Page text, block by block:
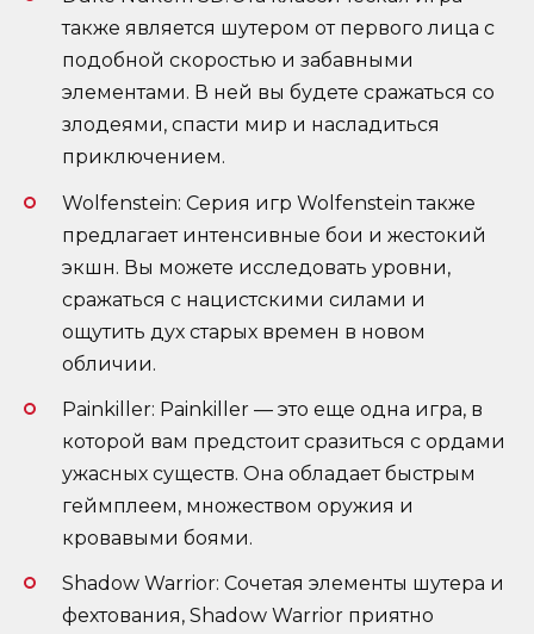
также является шутером от первого лица с
подобной скоростью и забавными
элементами. В ней вы будете сражаться со
злодеями, спасти мир и насладиться
приключением.
Wolfenstein: Серия игр Wolfenstein также
предлагает интенсивные бои и жестокий
экшн. Вы можете исследовать уровни,
сражаться с нацистскими силами и
ощутить дух старых времен в новом
обличии.
Painkiller: Painkiller — это еще одна игра, в
которой вам предстоит сразиться с ордами
ужасных существ. Она обладает быстрым
геймплеем, множеством оружия и
кровавыми боями.
Shadow Warrior: Сочетая элементы шутера и
фехтования, Shadow Warrior приятно